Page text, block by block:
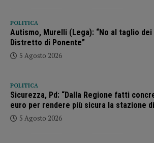
POLITICA
Autismo, Murelli (Lega): “No al taglio dei
Distretto di Ponente”
5 Agosto 2026
POLITICA
Sicurezza, Pd: “Dalla Regione fatti
euro per rendere più sicura la stazione
5 Agosto 2026